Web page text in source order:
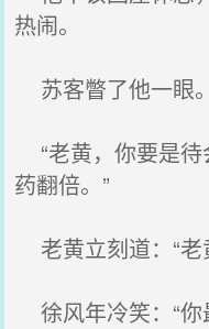
热闹。
苏客瞥了他一眼。
“老黄，你要是待
药翻倍。”
老黄立刻道：“老
徐风年冷笑：“你